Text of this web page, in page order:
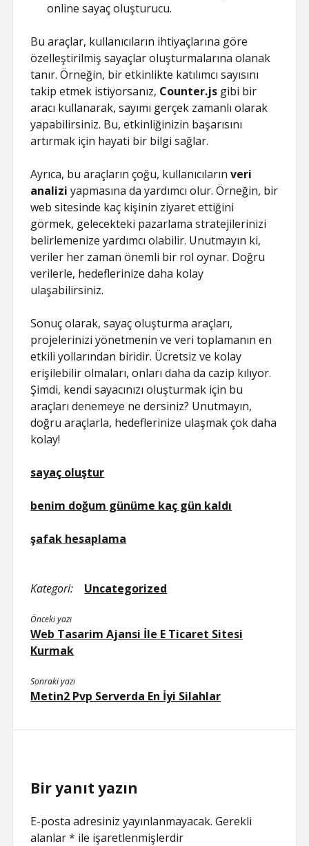
online sayaç oluşturucu.
Bu araçlar, kullanıcıların ihtiyaçlarına göre
özelleştirilmiş sayaçlar oluşturmalarına olanak
tanır. Örneğin, bir etkinlikte katılımcı sayısını
takip etmek istiyorsanız, Counter.js gibi bir
aracı kullanarak, sayımı gerçek zamanlı olarak
yapabilirsiniz. Bu, etkinliğinizin başarısını
artırmak için hayati bir bilgi sağlar.
Ayrıca, bu araçların çoğu, kullanıcılarınveri
analizi yapmasına da yardımcı olur. Örneğin, bir
web sitesinde kaç kişinin ziyaret ettiğini
görmek, gelecekteki pazarlama stratejilerinizi
belirlemenize yardımcı olabilir. Unutmayın ki,
veriler her zaman önemli bir rol oynar. Doğru
verilerle, hedeflerinize daha kolay
ulaşabilirsiniz.
Sonuç olarak, sayaç oluşturma araçları,
projelerinizi yönetmenin ve veri toplamanın en
etkili yollarından biridir. Ücretsiz ve kolay
erişilebilir olmaları, onları daha da cazip kılıyor.
Şimdi, kendi sayacınızı oluşturmak için bu
araçları denemeye ne dersiniz? Unutmayın,
doğru araçlarla, hedeflerinize ulaşmak çok daha
kolay!
sayaç oluştur
benim doğum günüme kaç gün kaldı
şafak hesaplama
Kategori: Uncategorized
Önceki yazı
Web Tasarim Ajansi İle E Ticaret Sitesi
Kurmak
Sonraki yazı
Metin2 Pvp Serverda En İyi Silahlar
Bir yanıt yazın
E-posta adresiniz yayınlanmayacak. Gerekli
alanlar* ile işaretlenmişlerdir